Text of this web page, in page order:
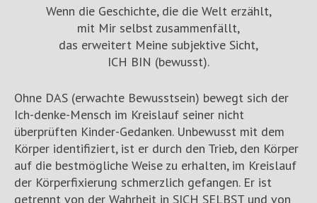
Wenn die Geschichte, die die Welt erzählt,
mit Mir selbst zusammenfällt,
das erweitert Meine subjektive Sicht,
ICH BIN (bewusst).
Ohne DAS (erwachte Bewusstsein) bewegt sich der
Ich-denke-Mensch im Kreislauf seiner nicht
überprüften Kinder-Gedanken. Unbewusst mit dem
Körper identifiziert, ist er durch den Trieb, den Körper
auf die bestmögliche Weise zu erhalten, im Kreislauf
der Körperfixierung schmerzlich gefangen. Er ist
getrennt von der Wahrheit in SICH SELBST und von